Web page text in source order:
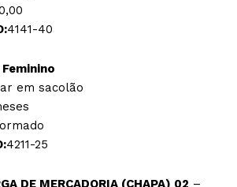
4141-40
Feminino
em sacolão
4211-25
DE MERCADORIA (CHAPA) 02 –